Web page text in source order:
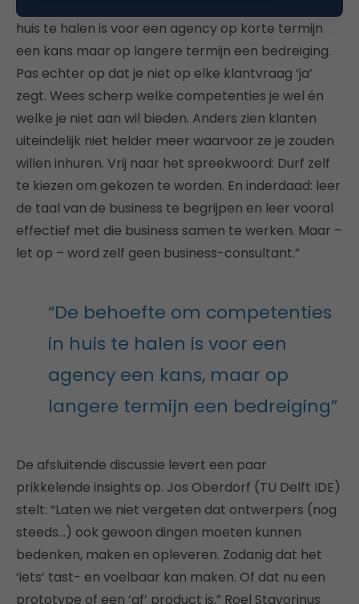
huis te halen is voor een agency op korte termijn
een kans maar op langere termijn een bedreiging.
Pas echter op dat je niet op elke klantvraag ‘ja’
zegt. Wees scherp welke competenties je wel én
welke je niet aan wil bieden. Anders zien klanten
uiteindelijk niet helder meer waarvoor ze je zouden
willen inhuren. Vrij naar het spreekwoord: Durf zelf
te kiezen om gekozen te worden. En inderdaad: leer
de taal van de business te begrijpen en leer vooral
effectief met die business samen te werken. Maar –
let op – word zelf geen business-consultant.”
“​De behoefte om competenties
in huis te halen is voor een
agency een kans, maar op
langere termijn een bedreiging”
De afsluitende discussie levert een paar
prikkelende insights op. Jos Oberdorf (TU Delft IDE)
stelt: “Laten we niet vergeten dat ontwerpers (nog
steeds…) ook gewoon dingen moeten kunnen
bedenken, maken en opleveren. Zodanig dat het
‘iets’ tast- en voelbaar kan maken. Of dat nu een
prototype of een ‘af’ product is.” Roel Stavorinus